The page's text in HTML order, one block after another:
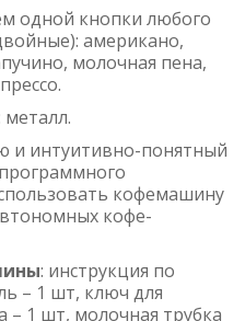
одной кнопки любого
американо,
молочная пена,
и интуитивно-понятный
кофемашину
кофе-
: инструкция по
– 1 шт, ключ для
– 1 шт, молочная трубка